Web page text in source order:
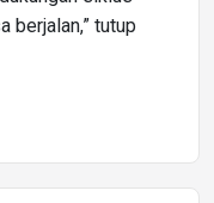
berjalan,” tutup